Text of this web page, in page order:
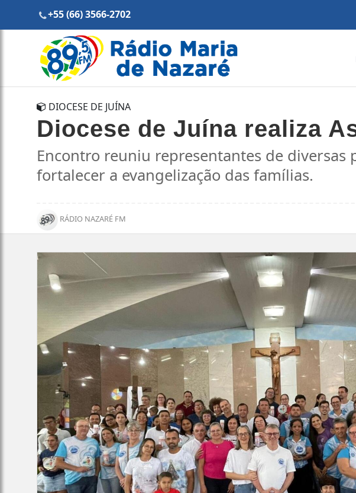
+55 (66) 3566-2702
DIOCESE DE JUÍNA
Diocese de Juína realiza
Encontro reuniu representantes de
fortalecer a evangelização das famílias.
RÁDIO NAZARÉ FM